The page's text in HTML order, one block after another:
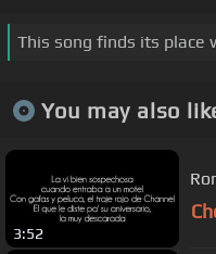
This song finds its place
You may also
3:52